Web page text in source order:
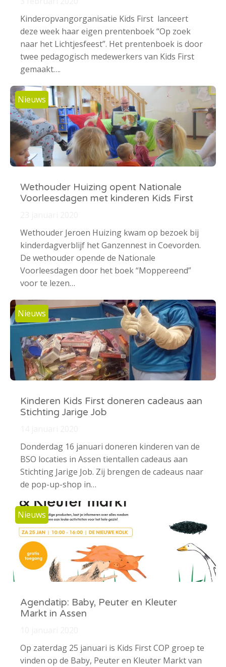
Kinderopvangorganisatie Kids First lanceert
deze week haar eigen prentenboek “Op zoek
naar het Lichtjesfeest”. Het prentenboek is door
twee pedagogisch medewerkers van Kids First
gemaakt….
Nieuws
Wethouder Huizing opent Nationale
Voorleesdagen met kinderen Kids First
Wethouder Jeroen Huizing kwam op bezoek bij
kinderdagverblijf het Ganzennest in Coevorden.
De wethouder opende de Nationale
Voorleesdagen door het boek “Moppereend”
voor te lezen…
Nieuws
Kinderen Kids First doneren cadeaus aan
Stichting Jarige Job
Donderdag 16 januari doneren kinderen van de
BSO locaties in Assen tientallen cadeaus aan
Stichting Jarige Job. Zij brengen de cadeaus naar
de pop-up-shop in…
Nieuws
Agendatip: Baby, Peuter en Kleuter
Markt in Assen
Op zaterdag 25 januari is Kids First COP groep te
vinden op de Baby, Peuter en Kleuter Markt van